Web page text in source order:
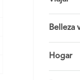
Belleza
Hogar